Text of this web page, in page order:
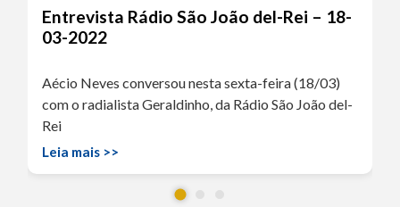
Entrevista Rádio São João del-Rei – 18-
03-2022
Aécio Neves conversou nesta sexta-feira (18/03)
com o radialista Geraldinho, da Rádio São João del-
Rei
Leia mais >>